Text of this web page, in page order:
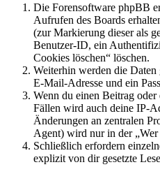
Die Forensoftware phpBB
Aufrufen des Boards
(zur Markierung dieser als
Benutzer-ID, ein
Cookies löschen“ löschen.
Weiterhin werden die Daten
E-Mail-Adresse und ein
Wenn du einen Beitrag
Fällen wird auch deine IP-
Änderungen an zentralen
Agent) wird nur in der „Wer
Schließlich erfordern
explizit von dir gesetzte